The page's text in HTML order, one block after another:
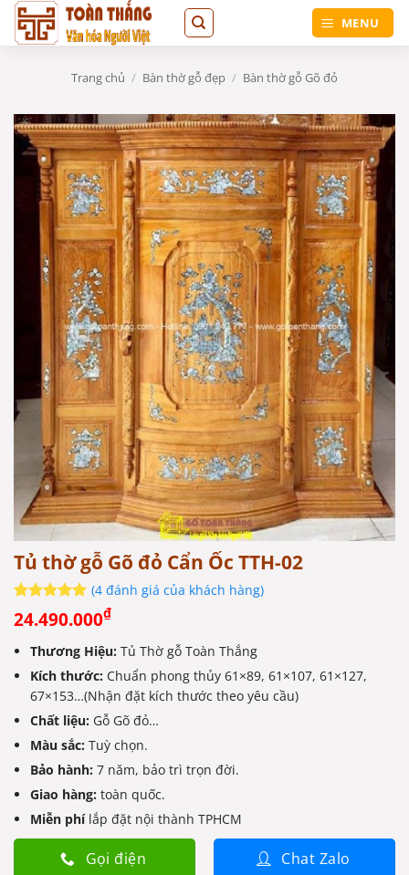
Bỏ
qua
MENU
Trang chủ / Bàn thờ gỗ đẹp / Bàn thờ gỗ Gõ đỏ
Tủ thờ gỗ Gõ đỏ Cẩn Ốc TTH-02
5trên 5
dựa trên
4
(4đánh giá của khách hàng)
24.490.000₫
Thương Hiệu: Tủ Thờ gỗ Toàn Thắng
Kích thước: Chuẩn phong thủy 61×89, 61×107, 61×127,
67×153…(Nhận đặt kích thước theo yêu cầu)
Chất liệu: Gỗ Gõ đỏ…
Màu sắc: Tuỳ chọn.
Bảo hành: 7 năm, bảo trì trọn đời.
Giao hàng: toàn quốc.
Miễn phílắp đặt nội thành TPHCM
Gọi điện Chat Zalo